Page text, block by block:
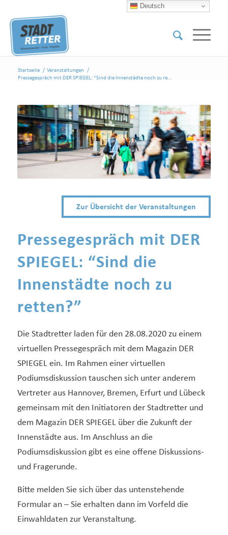
Startseite / Veranstaltungen
/
Pressegespräch mit DER SPIEGEL: “Sind die Innenstädte noch zu re...
Zur Übersicht der Veranstaltungen
Pressegespräch mit DER
SPIEGEL: “Sind die
Innenstädte noch zu
retten?”
Die Stadtretter laden für den 28.08.2020 zu einem
virtuellen Pressegespräch mit dem Magazin DER
SPIEGEL ein. Im Rahmen einer virtuellen
Podiumsdiskussion tauschen sich unter anderem
Vertreter aus Hannover, Bremen, Erfurt und Lübeck
gemeinsam mit den Initiatoren der Stadtretter und
dem Magazin DER SPIEGEL über die Zukunft der
Innenstädte aus. Im Anschluss an die
Podiumsdiskussion gibt es eine offene Diskussions-
und Fragerunde.
Bitte melden Sie sich über das untenstehende
Formular an – Sie erhalten dann im Vorfeld die
Einwahldaten zur Veranstaltung.
Deutsch